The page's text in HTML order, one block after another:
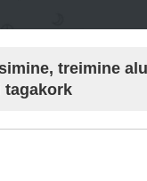
treimine
tagakork